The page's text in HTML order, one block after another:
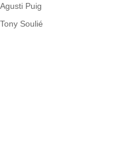
Agusti Puig
Tony Soulié